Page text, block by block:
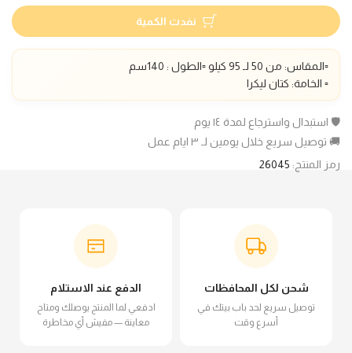
نفدت الكمية
▫️المقاس: من 50 لـ 95 كيلو ▫️الطول : 140سم
▫️ الخامة: كتان ليكرا
🛡️ استبدال واسترجاع لمدة ١٤ يوم
🚚 توصيل سريع خلال يومين لـ ٣ ايام عمل
رمز المنتج: 26045
شحن لكل المحافظات
توصيل سريع لحد باب بيتك في
أسرع وقت
الدفع عند الاستلام
ادفعي لما المنتج يوصلك ومتاح
معاينة — مفيش أي مخاطرة